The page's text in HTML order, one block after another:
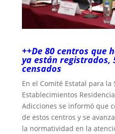
++De 80 centros que
ya están registrados,
censados
En el Comité Estatal para la
Establecimientos
Adicciones se informó que
de estos centros y se
la normatividad en la